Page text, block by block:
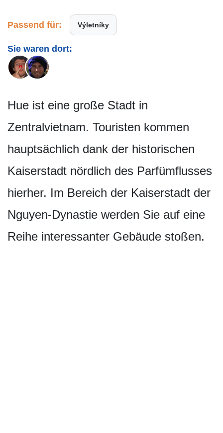
Passend für: Výletníky
Sie waren dort:
Hue ist eine große Stadt in
Zentralvietnam. Touristen kommen
hauptsächlich dank der historischen
Kaiserstadt nördlich des Parfümflusses
hierher. Im Bereich der Kaiserstadt der
Nguyen-Dynastie werden Sie auf eine
Reihe interessanter Gebäude stoßen.